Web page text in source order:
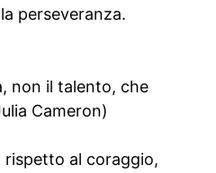
perseveranza.
non il talento, che
Cameron)
rispetto al coraggio,